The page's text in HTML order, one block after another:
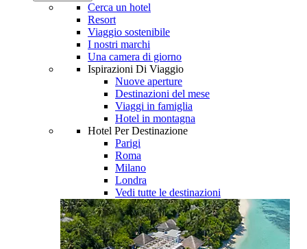
Cerca un hotel
Resort
Viaggio sostenibile
I nostri marchi
Una camera di giorno
Ispirazioni Di Viaggio
Nuove aperture
Destinazioni del mese
Viaggi in famiglia
Hotel in montagna
Hotel Per Destinazione
Parigi
Roma
Milano
Londra
Vedi tutte le destinazioni